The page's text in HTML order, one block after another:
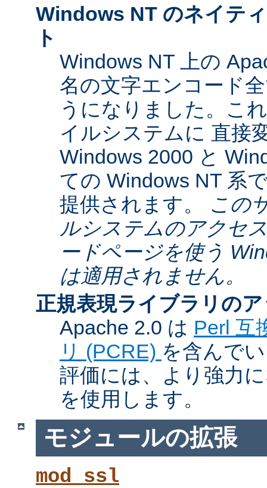
Windows NT のネイテ
ト
Windows NT 上の
名の文字エンコード
うになりました。こ
イルシステムに 直接
Windows 2000 と
ての Windows NT 系
提供されます。
この
ルシステムのアクセ
ードページを使う
は適用されません。
正規表現ライブラリの
Apache 2.0 は Perl 互
リ (PCRE) を含んで
評価には、より強力
を使用します。
モジュールの拡張
mod_ssl